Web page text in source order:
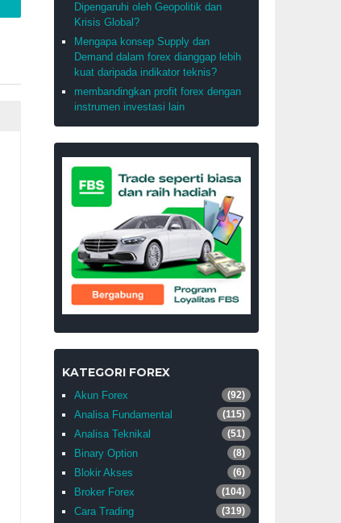
Dipengaruhi oleh Geopolitik dan
Krisis Global?
Mengapa konsep Supply dan
Demand dalam forex dianggap lebih
kuat daripada indikator teknis?
membandingkan profit forex dengan
instrumen investasi lain
KATEGORI FOREX
Akun Forex (92)
Analisa Fundamental (115)
Analisa Teknikal (51)
Binary Option (8)
Blokir Akses (6)
Broker Forex (104)
Cara Trading (319)